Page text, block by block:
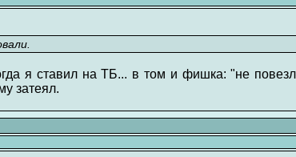
я ставил на ТБ... в том и фишка: "не
затеял.